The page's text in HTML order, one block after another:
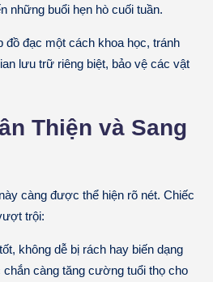
những buổi hẹn hò cuối tuần.
đạc một cách khoa học, tránh
lưu trữ riêng biệt, bảo vệ các vật
Thiện và Sang
càng được thể hiện rõ nét. Chiếc
trội:
không dễ bị rách hay biến dạng
càng tăng cường tuổi thọ cho